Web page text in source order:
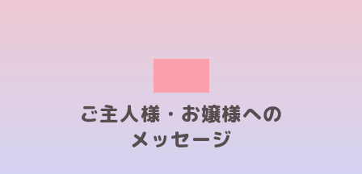
ご主人様・お嬢様への
メッセージ